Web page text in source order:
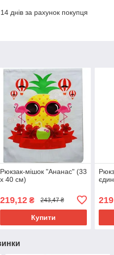
днів за рахунок покупця
Рюкзак-мішок "Ананас" (33
х 40 см)
219,12₴ 243,47 ₴
Купити